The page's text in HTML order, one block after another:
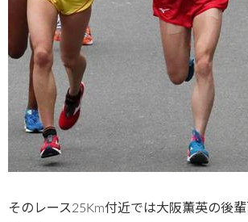
そのレース25Km付近では大阪薫英の後輩